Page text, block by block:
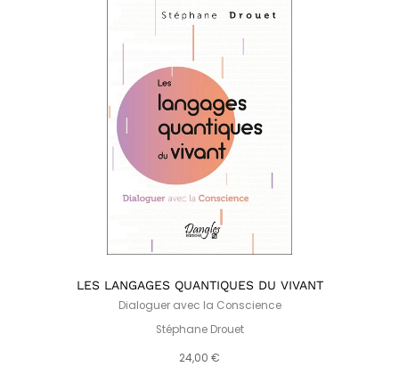
LES LANGAGES QUANTIQUES DU VIVANT
Dialoguer avec la Conscience
Stéphane Drouet
24,00 €